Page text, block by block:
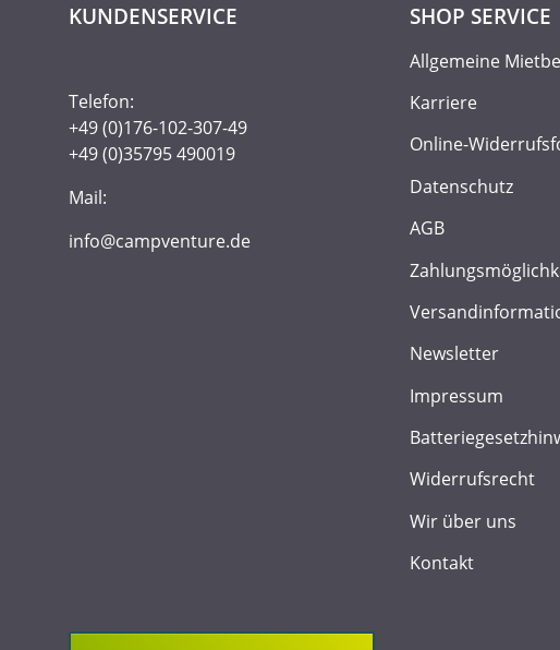
KUNDENSERVICE
Telefon:
+49 (0)176-102-307-49
+49 (0)35795 490019
Mail:
info@campventure.de
SHOP SERVICE
Allgemeine
Karriere
Online-
Datenschutz
AGB
Newsletter
Impressum
Widerrufsrecht
Wir über uns
Kontakt